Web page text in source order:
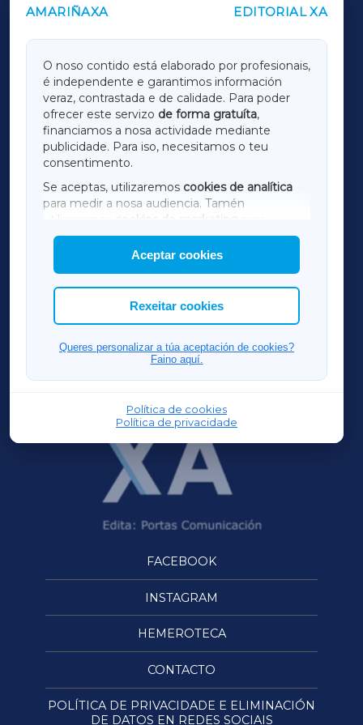
AMARIÑAXA EDITORIAL XA
O noso contido está elaborado por profesionais,
é independente e garantimos información
veraz, contrastada e de calidade. Para poder
ofrecer este servizo de forma gratuíta,
financiamos a nosa actividade mediante
publicidade. Para iso, necesitamos o teu
consentimento.
Se aceptas, utilizaremos cookies de analítica
para medir a nosa audiencia. Tamén
utilizaremos
cookies de marketing
mostrar publicidade de terceiros.
Así mesmo, podes personalizar a elección das
cookies que desexas permitir.
Aceptar cookies
Rexeitar cookies
Queres personalizar a túa aceptación de cookies?
Faino aquí.
Política de cookies
Política de privacidade
OUTROS PERIÓDICOS
LUGOXA
TERRACHAXA
AMARIÑAXA
RIBEIRASACRAXA
ACORUÑAXA
FERROLXA
OURENSEXA
FACEBOOK
INSTAGRAM
HEMEROTECA
CONTACTO
POLÍTICA DE PRIVACIDADE E ELIMINACIÓN
DE DATOS EN REDES SOCIAIS